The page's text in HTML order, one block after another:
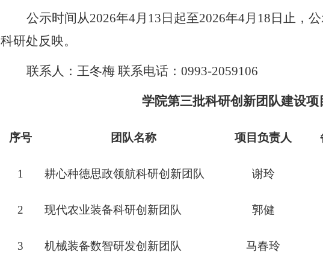
公示时间从2026年4月 13 日起至2026年4月 18 日止，
科研处反映。
联系人 ： 王冬梅 联系电话： 0993-2059106
学院第三批科研创新团队建设项
序号 团队名称 项目负责人
1 耕心种德思政领航科研创新团队 谢玲
2 现代农业装备科研创新团队 郭健
3 机械装备数智研发创新团队 马春玲